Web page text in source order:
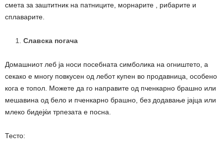
смета за заштитник на патниците, морнарите , рибарите и
сплаварите.
Славска погача
Домашниот леб ја носи посебната симболика на огништето, а
секако е многу повкусен од лебот купен во продавница, особено
кога е топол. Можете да го направите од пченкарно брашно или
мешавина од бело и пченкарно брашно, без додавање јајца или
млеко бидејќи трпезата е посна.
Тесто: